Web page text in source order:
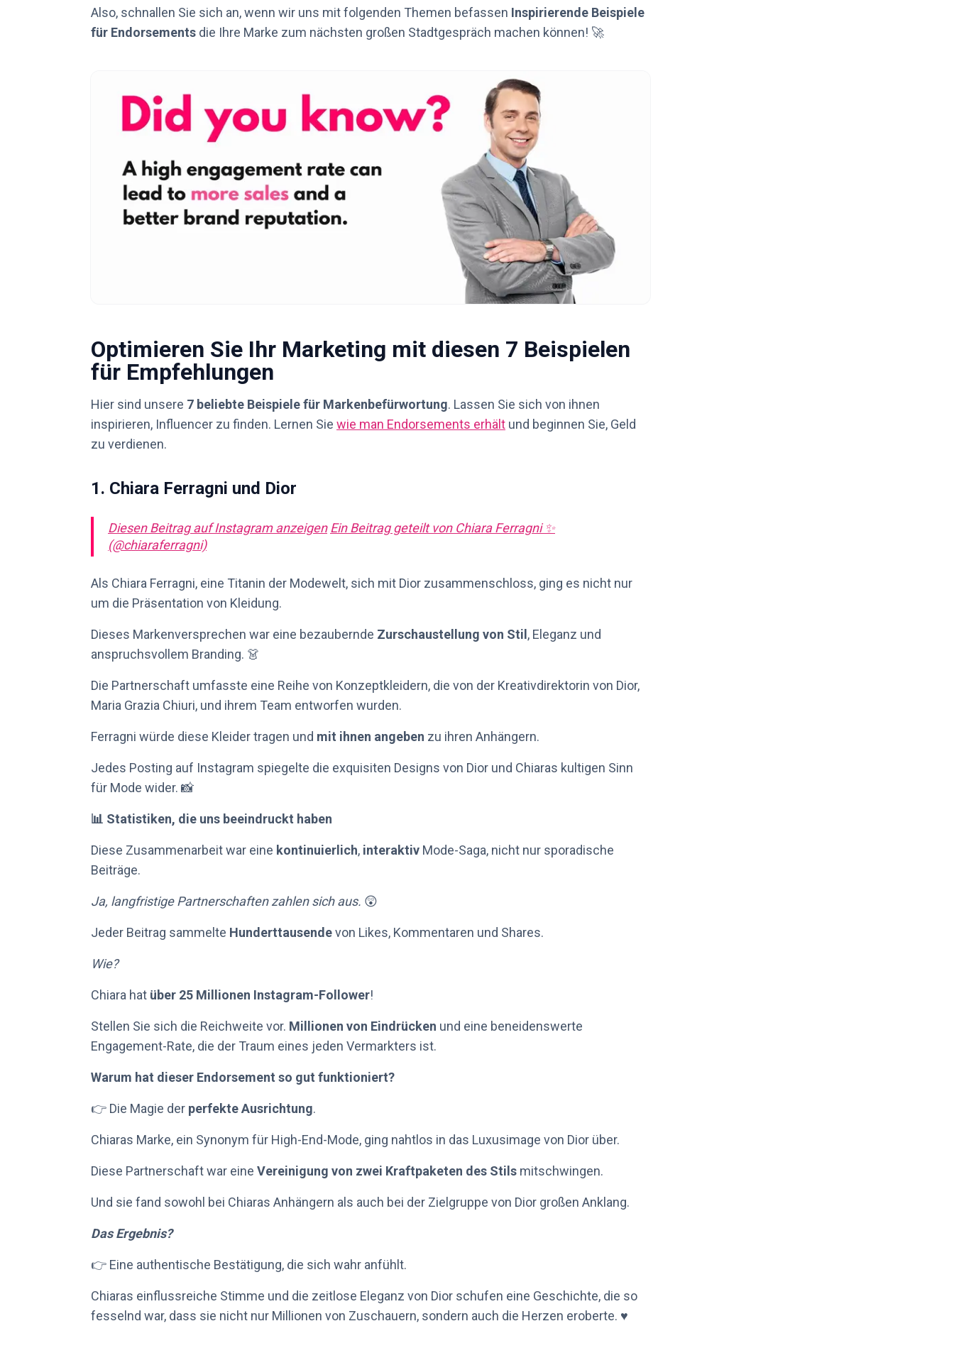
Also, schnallen Sie sich an, wenn wir uns mit folgenden Themen befassen Inspirierende Beispiele
für Endorsements die Ihre Marke zum nächsten großen Stadtgespräch machen können! 🚀
Optimieren Sie Ihr Marketing mit diesen 7 Beispielen
für Empfehlungen
Hier sind unsere 7 beliebte Beispiele für Markenbefürwortung. Lassen Sie sich von ihnen
inspirieren, Influencer zu finden. Lernen Sie wie man Endorsements erhält und beginnen Sie, Geld
zu verdienen.
1. Chiara Ferragni und Dior
Diesen Beitrag auf Instagram anzeigen Ein Beitrag geteilt von Chiara Ferragni ✨
(@chiaraferragni)
Als Chiara Ferragni, eine Titanin der Modewelt, sich mit Dior zusammenschloss, ging es nicht nur
um die Präsentation von Kleidung.
Dieses Markenversprechen war eine bezaubernde Zurschaustellung von Stil , Eleganz und
anspruchsvollem Branding. 👗
Die Partnerschaft umfasste eine Reihe von Konzeptkleidern, die von der Kreativdirektorin von Dior,
Maria Grazia Chiuri, und ihrem Team entworfen wurden.
Ferragni würde diese Kleider tragen und mit ihnen angeben zu ihren Anhängern.
Jedes Posting auf Instagram spiegelte die exquisiten Designs von Dior und Chiaras kultigen Sinn
für Mode wider. 📸
📊 Statistiken, die uns beeindruckt haben
Diese Zusammenarbeit war eine kontinuierlich, interaktiv Mode-Saga, nicht nur sporadische
Beiträge.
Ja, langfristige Partnerschaften zahlen sich aus. 😲
Jeder Beitrag sammelte Hunderttausendevon Likes, Kommentaren und Shares.
Wie?
Chiara hat über 25 Millionen Instagram-Follower!
Stellen Sie sich die Reichweite vor. Millionen von Eindrücken und eine beneidenswerte
Engagement-Rate, die der Traum eines jeden Vermarkters ist.
Warum hat dieser Endorsement so gut funktioniert?
👉 Die Magie der perfekte Ausrichtung.
Chiaras Marke, ein Synonym für High-End-Mode, ging nahtlos in das Luxusimage von Dior über.
Diese Partnerschaft war eine Vereinigung von zwei Kraftpaketen des Stils mitschwingen.
Und sie fand sowohl bei Chiaras Anhängern als auch bei der Zielgruppe von Dior großen Anklang.
Das Ergebnis?
👉 Eine authentische Bestätigung, die sich wahr anfühlt.
Chiaras einflussreiche Stimme und die zeitlose Eleganz von Dior schufen eine Geschichte, die so
fesselnd war, dass sie nicht nur Millionen von Zuschauern, sondern auch die Herzen eroberte. ♥️